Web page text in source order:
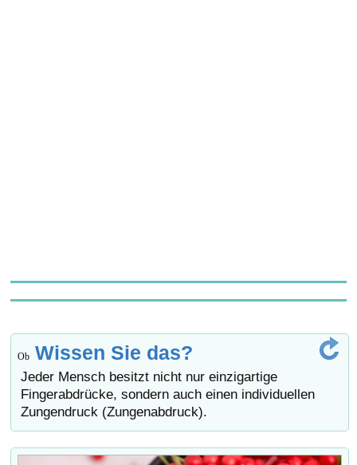
Ob Wissen Sie das?
Jeder Mensch besitzt nicht nur einzigartige
Fingerabdrücke, sondern auch einen individuellen
Zungendruck (Zungenabdruck).